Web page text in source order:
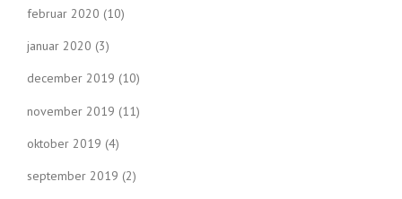
februar 2020 (10)
januar 2020 (3)
december 2019 (10)
november 2019 (11)
oktober 2019 (4)
september 2019 (2)